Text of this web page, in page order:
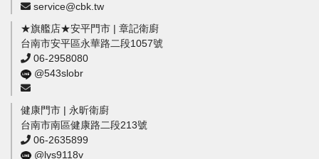
service@cbk.tw
★旗艦店★安平門市 | 章記衛廚
台南市安平區永華路二段1057號
06-2958080
@543slobr
健康門市 | 永昕衛廚
台南市南區健康路二段213號
06-2635899
@lys9118v